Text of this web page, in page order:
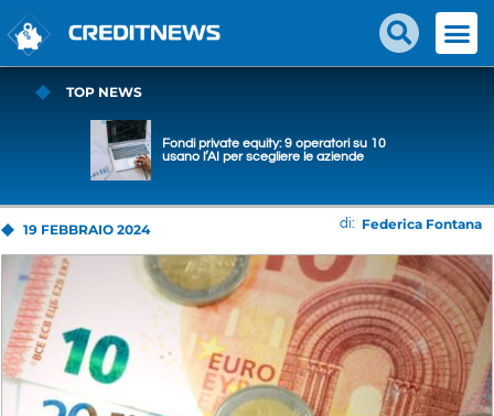
TOP NEWS
Fondi private equity: 9 operatori su 10
usano l’AI per scegliere le aziende
19 FEBBRAIO 2024 di: Federica Fontana